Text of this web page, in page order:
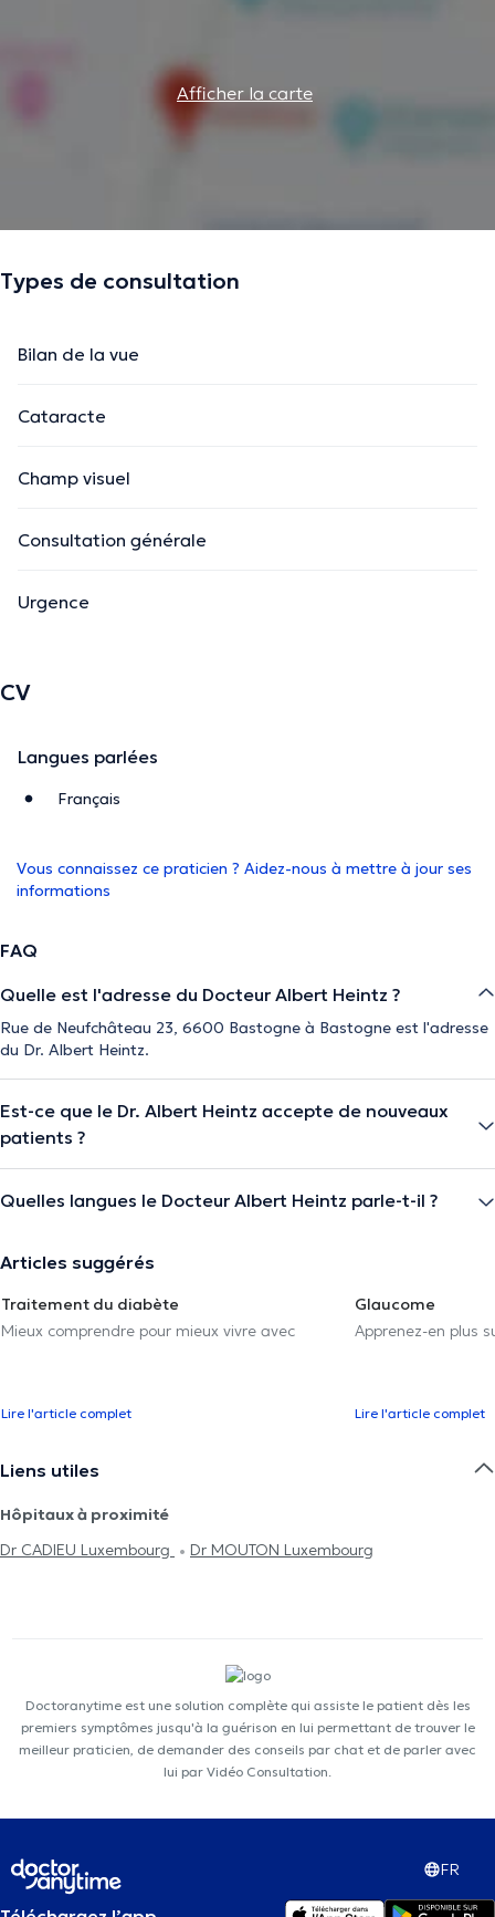
Afficher la carte
Types de consultation
Bilan de la vue
Cataracte
Champ visuel
Consultation générale
Urgence
CV
Langues parlées
Français
Vous connaissez ce praticien ? Aidez-nous à mettre à jour ses
informations
FAQ
Quelle est l'adresse du Docteur Albert Heintz ?
Rue de Neufchâteau 23, 6600 Bastogne à Bastogne est l'adresse
du Dr. Albert Heintz.
Est-ce que le Dr. Albert Heintz accepte de nouveaux
patients ?
Quelles langues le Docteur Albert Heintz parle-t-il ?
Articles suggérés
Traitement du diabète
Mieux comprendre pour mieux vivre avec
Lire l'article complet
Glaucome
Apprenez-en plus
Lire l'article complet
Liens utiles
Hôpitaux à proximité
Dr CADIEU Luxembourg
Dr MOUTON Luxembourg
Doctoranytime est une solution complète qui assiste le patient dès les
premiers symptômes jusqu'à la guérison en lui permettant de trouver le
meilleur praticien, de demander des conseils par chat et de parler avec
lui par Vidéo Consultation.
FR